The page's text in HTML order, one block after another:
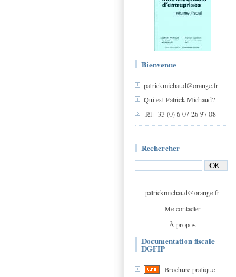
Bienvenue
patrickmichaud@orange.fr
Qui est Patrick Michaud?
Tél+ 33 (0) 6 07 26 97 08
Rechercher
patrickmichaud@orange.fr
Me contacter
À propos
Documentation fiscale
DGFIP
Brochure pratique